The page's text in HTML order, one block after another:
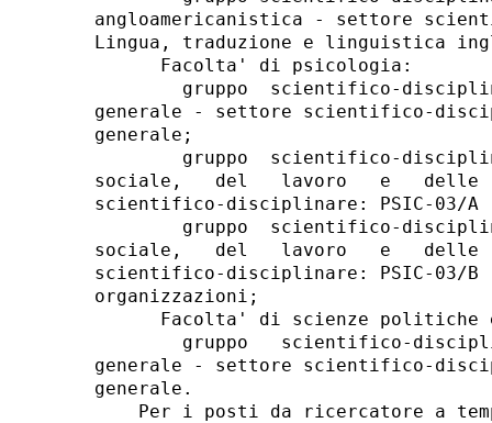
angloamericanistica - settore
Lingua, traduzione e linguistica
      Facolta' di psicologia:
gruppo  scientifico-
generale - settore scientifico-
generale;
gruppo  scientifico-
sociale,   del   lavoro   e   delle
scientifico-disciplinare: PSIC-03/
gruppo  scientifico-
sociale,   del   lavoro   e   delle
scientifico-disciplinare: PSIC-03/
organizzazioni;
Facolta' di scienze
gruppo   scientifico-
generale - settore scientifico-
generale.
Per i posti da ricercatore a